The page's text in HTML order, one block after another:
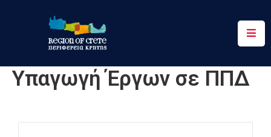
Περιφέρεια
Ενημέρωση
Υπαγωγή Έργων σε ΠΠΔ